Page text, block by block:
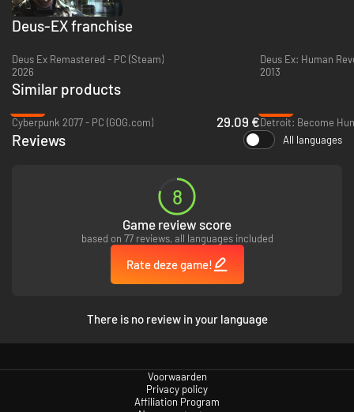
Deus-EX franchise
Deus Ex Remastered - PC (Steam)
2026
2013
Similar products
Cyberpunk 2077 - PC (GOG.com)
29.09 €Detroit: Become
Reviews All languages
8
Game review score
based on 77 reviews, all languages included
Rate deze game!
There is no review in your language
Voorwaarden
Privacy policy
Affiliation Program